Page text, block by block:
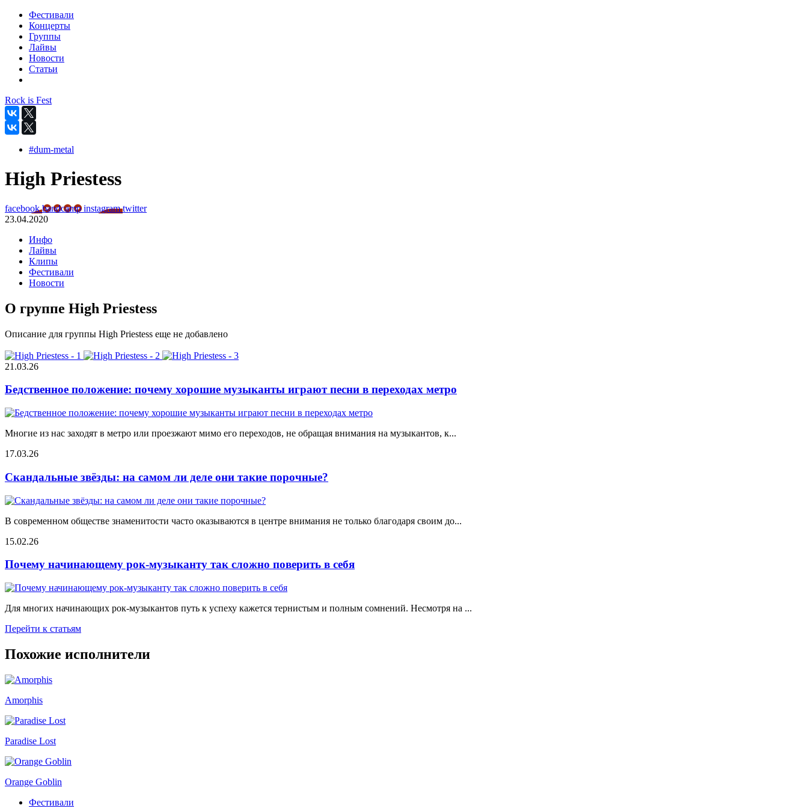
Фестивали
Концерты
Группы
Лайвы
Новости
Статьи
Rock is Fest
#dum-metal
High Priestess
facebookbandcampinstagramtwitter
23.04.2020
Инфо
Лайвы
Клипы
Фестивали
Новости
О группе High Priestess
Описание для группы High Priestess еще не добавлено
21.03.26
Бедственное положение: почему хорошие музыканты играют песни в переходах метро
Многие из нас заходят в метро или проезжают мимо его переходов, не обращая внимания на музыкантов, к...
17.03.26
Скандальные звёзды: на самом ли деле они такие порочные?
В современном обществе знаменитости часто оказываются в центре внимания не только благодаря своим до...
15.02.26
Почему начинающему рок-музыканту так сложно поверить в себя
Для многих начинающих рок-музыкантов путь к успеху кажется тернистым и полным сомнений. Несмотря на ...
Перейти к статьям
Похожие исполнители
Amorphis
Paradise Lost
Orange Goblin
Фестивали